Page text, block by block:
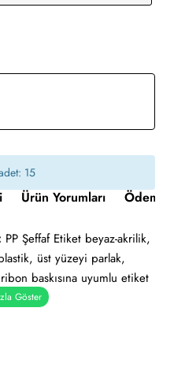
15
Ürün Yorumları Ödeme
PP Şeffaf Etiket beyaz-akrilik,
üst yüzeyi parlak,
baskısına uyumlu etiket
(İz Bırakmayan yapışkanlı